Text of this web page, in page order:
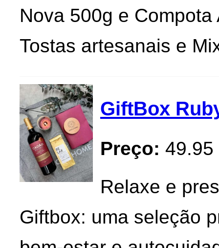
Nova 500g e
Tostas artesanais e
GiftBox
Preço: 49.95
Relaxe e
Giftbox: uma seleção